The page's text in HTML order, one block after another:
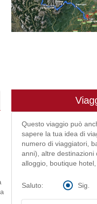
Questo viaggio può
sapere la tua idea di
numero di viaggiatori,
anni), altre destinazioni
alloggio, boutique hotel,
Saluto: Sig.